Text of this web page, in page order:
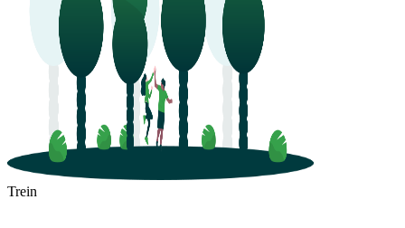
Trein